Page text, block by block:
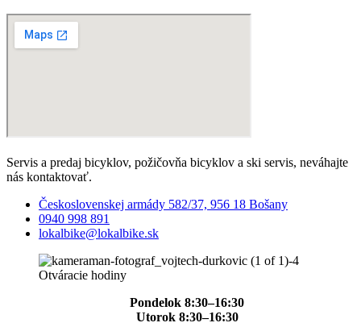
Servis a predaj bicyklov, požičovňa bicyklov a ski servis, neváhajte
nás kontaktovať.
Československej armády 582/37, 956 18 Bošany
0940 998 891
lokalbike@lokalbike.sk
Otváracie hodiny
Pondelok 8:30–16:30
Utorok 8:30–16:30